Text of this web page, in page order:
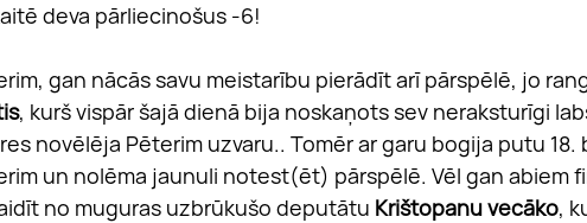
deva pārliecinošus -6!
gan nācās savu meistarību pierādīt arī pārspēlē, jo
, kurš vispār šajā dienā bija noskaņots sev neraksturīgi
novēlēja Pēterim uzvaru.. Tomēr ar garu bogija putu
un nolēma jaunuli notest(ēt) pārspēlē. Vēl gan abiem
no muguras uzbrūkušo deputātu Krištopanu vecāko,